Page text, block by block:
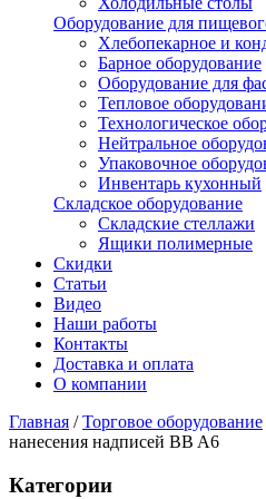
Оборудование для
Хлебопекарное и
Барное оборудование
Оборудование для
Тепловое
Технологическое
Нейтральное
Упаковочное
Инвентарь кухонный
Складское оборудование
Складские стеллажи
Ящики полимерные
Скидки
Статьи
Видео
Наши работы
Контакты
Доставка и оплата
О компании
Главная / Торговое оборудование
нанесения надписей BB A6
Категории